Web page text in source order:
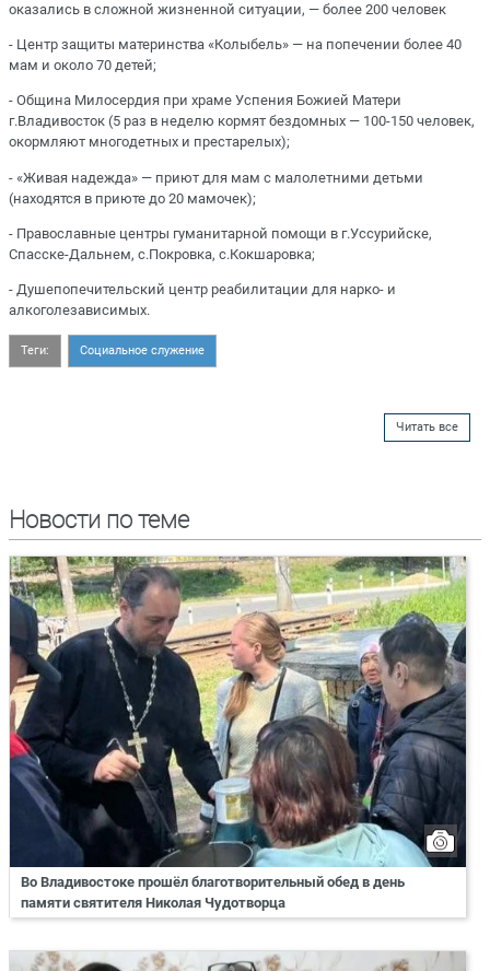
оказались в сложной жизненной ситуации, — более 200 человек
- Центр защиты материнства «Колыбель» — на попечении более 40
мам и около 70 детей;
- Община Милосердия при храме Успения Божией Матери
г.Владивосток (5 раз в неделю кормят бездомных — 100-150 человек,
окормляют многодетных и престарелых);
- «Живая надежда» — приют для мам с малолетними детьми
(находятся в приюте до 20 мамочек);
- Православные центры гуманитарной помощи в г.Уссурийске,
Спасске-Дальнем, с.Покровка, с.Кокшаровка;
- Душепопечительский центр реабилитации для нарко- и
алкоголезависимых.
Теги: Социальное служение
Читать все
Новости по теме
Во Владивостоке прошёл благотворительный обед в день
памяти святителя Николая Чудотворца